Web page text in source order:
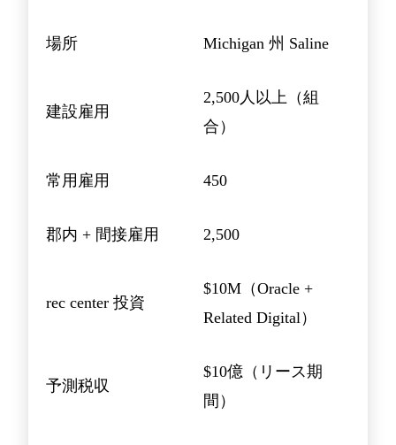
場所 Michigan 州 Saline
建設雇用
2,500人以上（組
合）
常用雇用 450
郡内 + 間接雇用 2,500
rec center 投資
$10M（Oracle +
Related Digital）
予測税収
$10億（リース期
間）